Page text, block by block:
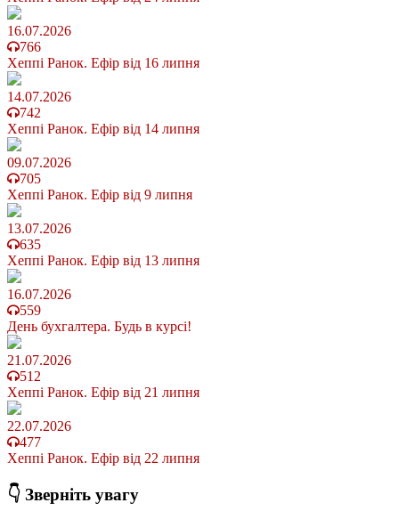
16.07.2026
766
Хеппі Ранок. Ефір від 16 липня
14.07.2026
742
Хеппі Ранок. Ефір від 14 липня
09.07.2026
705
Хеппі Ранок. Ефір від 9 липня
13.07.2026
635
Хеппі Ранок. Ефір від 13 липня
16.07.2026
559
День бухгалтера. Будь в курсі!
21.07.2026
512
Хеппі Ранок. Ефір від 21 липня
22.07.2026
477
Хеппі Ранок. Ефір від 22 липня
👇 Зверніть увагу